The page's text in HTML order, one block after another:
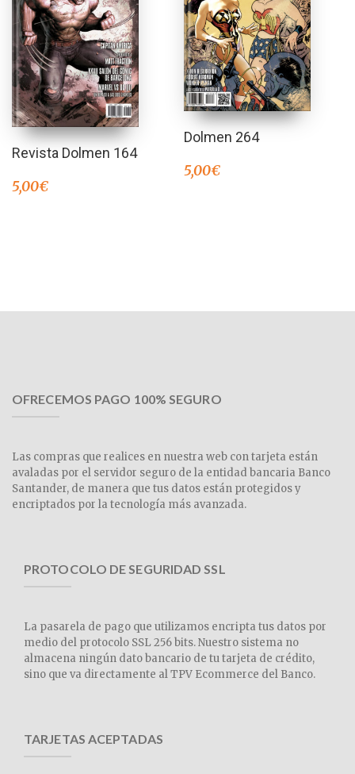
Revista Dolmen 164
5,00€
Dolmen 264
5,00€
OFRECEMOS PAGO 100% SEGURO
Las compras que realices en nuestra web con tarjeta están
avaladas por el servidor seguro de la entidad bancaria Banco
Santander, de manera que tus datos están protegidos y
encriptados por la tecnología más avanzada.
PROTOCOLO DE SEGURIDAD SSL
La pasarela de pago que utilizamos encripta tus datos por
medio del protocolo SSL 256 bits. Nuestro sistema no
almacena ningún dato bancario de tu tarjeta de crédito,
sino que va directamente al TPV Ecommerce del Banco.
TARJETAS ACEPTADAS